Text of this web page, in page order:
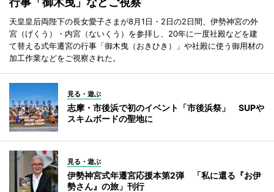
天皇皇后両陛下の長女愛子さまが8月1日・2日の2日間、伊勢神宮の外
宮（げくう）・内宮（ないくう）を参拝し、20年に一度社殿などを建
て替える式年遷宮の行事「御木曳（おきひき）」や社殿に使う御用材の
加工作業などをご視察された。
見る・遊ぶ
志摩・市後浜で初のイベント「市後浜祭」 SUPや
スキムボードの聖地に
見る・遊ぶ
伊勢神宮式年遷宮応援本第2弾 「私に還る『お伊
勢さん』の旅」刊行